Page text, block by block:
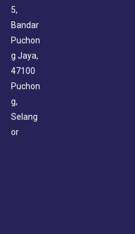
5,
Bandar
Puchon
g Jaya,
47100
Puchon
g,
Selang
or